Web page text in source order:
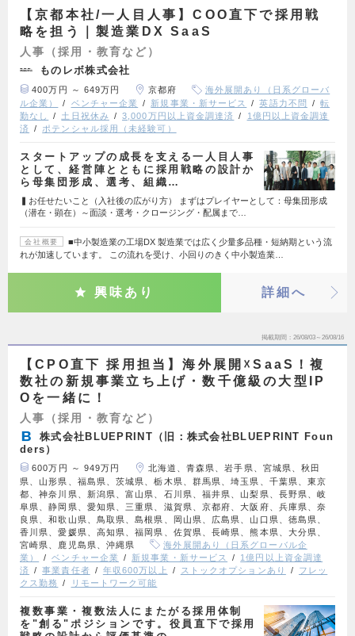
【京都本社/一人目人事】COO直下で採用戦
略を担う｜製造業DX SaaS
人事（採用・教育など）
ものレボ株式会社
400万円 ～ 649万円 京都府
海外展開あり（日系グローバ
ル企業）
ベンチャー企業 新規事業・新サービス 英語力不問
転
勤なし
土日祝休み 3,000万円以上資金調達済
1億円以上資金調達
済
ポテンシャル採用（未経験可）
スタートアップの成長を支える一人目人事
として、経営陣とともに採用戦略の設計か
ら母集団形成、選考、組織…
▍お任せたいこと（入社後の広がり方） まずはプレイヤーとして：母集団形成
（潜在・顕在）～面談・選考・クロージング・配属まで…
会社概要
■中小製造業の工場DX 製造業では広く少量多品種・短納期という流
れが加速しています。 この流れを受け、小回りのきく中小製造業…
興味あり 詳細へ
掲載期間 26/08/03～26/08/16
【CPO直下 採用担当】海外展開☓SaaS！複
数社の新規事業立ち上げ・数千億級の大型IP
Oを一緒に！
人事（採用・教育など）
株式会社BLUEPRINT（旧：株式会社BLUEPRINT Foun
ders）
600万円 ～ 949万円
北海道、青森県、岩手県、宮城県、秋田
県、山形県、福島県、茨城県、栃木県、群馬県、埼玉県、千葉県、東京
都、神奈川県、新潟県、富山県、石川県、福井県、山梨県、長野県、岐
阜県、静岡県、愛知県、三重県、滋賀県、京都府、大阪府、兵庫県、奈
良県、和歌山県、鳥取県、島根県、岡山県、広島県、山口県、徳島県、
香川県、愛媛県、高知県、福岡県、佐賀県、長崎県、熊本県、大分県、
宮崎県、鹿児島県、沖縄県
海外展開あり（日系グローバル企
業）
ベンチャー企業 新規事業・新サービス
1億円以上資金調達
済
事業責任者 年収600万以上 ストックオプションあり
フレッ
クス勤務
リモートワーク可能
複数事業・複数法人にまたがる採用体制
を"創る"ポジションです。役員直下で採用